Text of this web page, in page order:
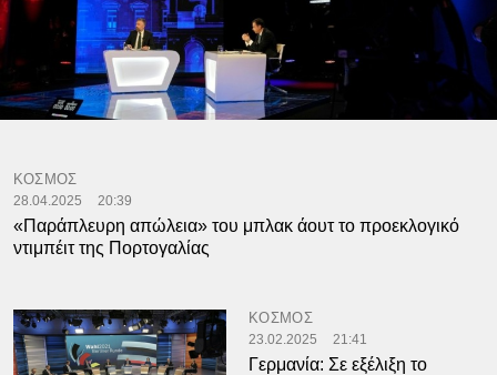
ΚΟΣΜΟΣ
28.04.2025 20:39
«Παράπλευρη απώλεια» του μπλακ άουτ το προεκλογικό
ντιμπέιτ της Πορτογαλίας
ΚΟΣΜΟΣ
23.02.2025 21:41
Γερμανία: Σε εξέλιξη το